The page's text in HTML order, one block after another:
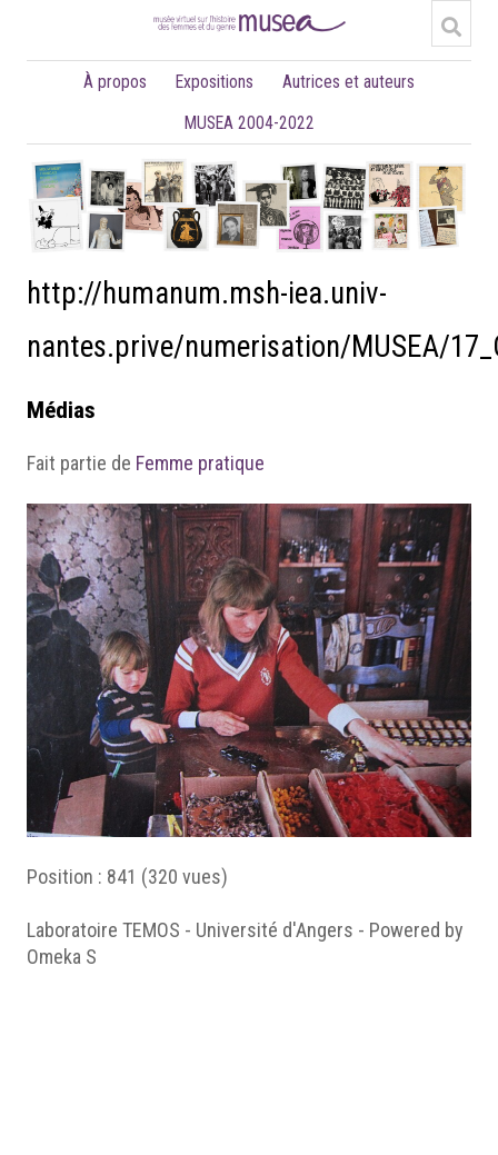
À propos Expositions
Autrices et auteurs
MUSEA 2004-2022
http://humanum.msh-iea.univ-
nantes.prive/numerisation/MUSEA/
Médias
Fait partie de Femme pratique
Position : 841 (320 vues)
Laboratoire TEMOS - Université d'Angers - Powered by
Omeka S